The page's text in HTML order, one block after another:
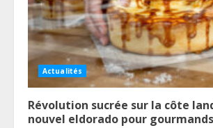
Actualités
Révolution sucrée sur la côte
nouvel eldorado pour gourmands